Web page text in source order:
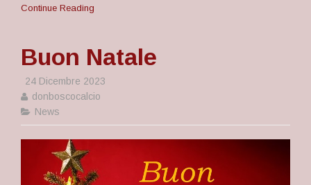
Continue Reading
Buon Natale
24 Dicembre 2023
donboscocalcio
News